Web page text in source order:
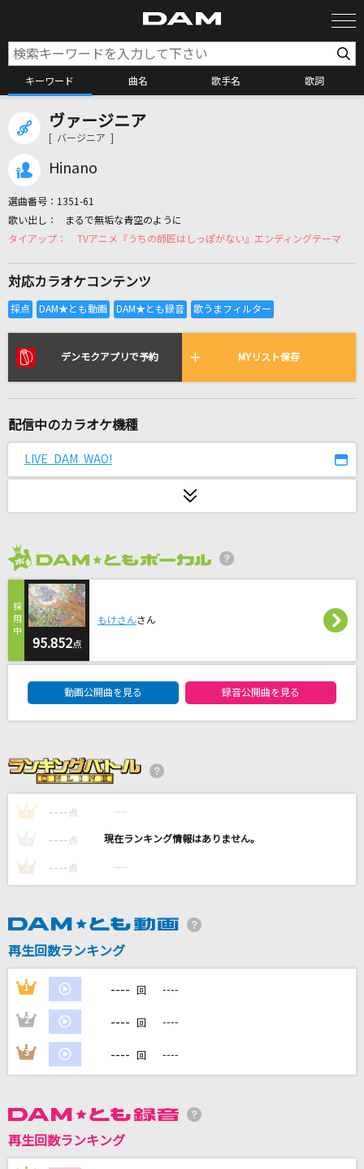
キーワード 曲名 歌手名 歌詞
カラオケリクエスト
リアルタイムで歌われている曲の一覧
あの夢をなぞって
[プロオケ]for you...
高橋真梨子
パプリカ
米津玄師
劇薬中毒
＝LOVE
愛し君へ
GReeeeN
iLiFE!
Vinyl
[生音]ボクノート
スキマスイッチ
青のすみか
キタニタツヤ
DAMに会員登録・ログインして
ヴァージニア
[ バージニア ]
Hinano
選曲番号： 1351-61
まるで無垢な青空のように
TVアニメ『うちの師匠はしっぽがない』エンディングテーマ
対応カラオケコンテンツ
デンモクアプリで予約 MYリスト保存
配信中のカラオケ機種
LIVE DAM WAO!
95.852点
もけさんさん
動画公開曲を見る 録音公開曲を見る
1 ---- 点 ----
---- 点 ----
3 ---- 点 ----
再生回数ランキング
1 ---- 回 ----
2 ---- 回 ----
3 ---- 回 ----
再生回数ランキング